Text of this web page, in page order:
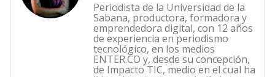
Periodista de la Universidad de la
Sabana, productora, formadora y
emprendedora digital, con 12 años
de experiencia en periodismo
tecnológico, en los medios
ENTER.CO y, desde su concepción,
de Impacto TIC, medio en el cual ha